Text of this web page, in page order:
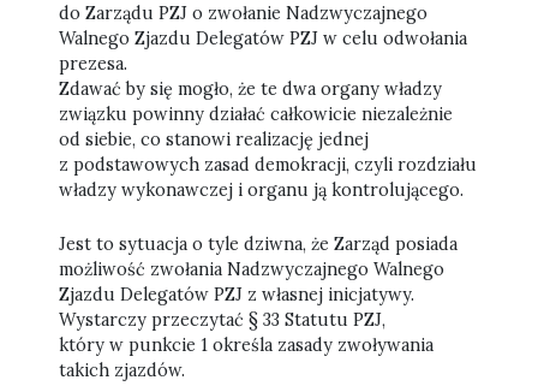
do Zarządu PZJ o zwołanie Nadzwyczajnego
Walnego Zjazdu Delegatów PZJ w celu odwołania
prezesa.
Zdawać by się mogło, że te dwa organy władzy
związku powinny działać całkowicie niezależnie
od siebie, co stanowi realizację jednej
z podstawowych zasad demokracji, czyli rozdziału
władzy wykonawczej i organu ją kontrolującego.
Jest to sytuacja o tyle dziwna, że Zarząd posiada
możliwość zwołania Nadzwyczajnego Walnego
Zjazdu Delegatów PZJ z własnej inicjatywy.
Wystarczy przeczytać § 33 Statutu PZJ,
który w punkcie 1 określa zasady zwoływania
takich zjazdów.